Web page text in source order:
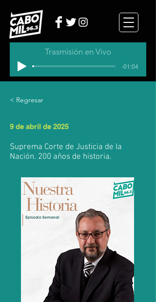
Trasmisión en Vivo
-01:04
< Regresar
9 de abril de 2025
Suprema Corte de Justicia de la
Nación. 200 años de historia.